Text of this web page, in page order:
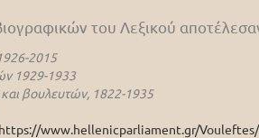
του Λεξικού
2015
1929-1933
βουλευτών, 1822-1935
https://www.hellenicparliament.gr/